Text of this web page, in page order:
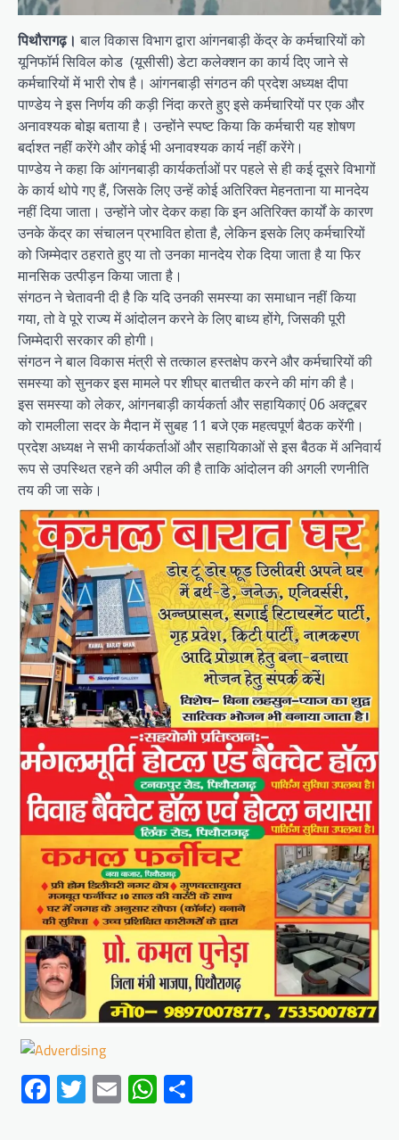
पिथौरागढ़। बाल विकास विभाग द्वारा आंगनबाड़ी केंद्र के कर्मचारियों को
यूनिफॉर्म सिविल कोड (यूसीसी) डेटा कलेक्शन का कार्य दिए जाने से
कर्मचारियों में भारी रोष है। आंगनबाड़ी संगठन की प्रदेश अध्यक्ष दीपा
पाण्डेय ने इस निर्णय की कड़ी निंदा करते हुए इसे कर्मचारियों पर एक और
अनावश्यक बोझ बताया है। उन्होंने स्पष्ट किया कि कर्मचारी यह शोषण
बर्दाश्त नहीं करेंगे और कोई भी अनावश्यक कार्य नहीं करेंगे।
पाण्डेय ने कहा कि आंगनबाड़ी कार्यकर्ताओं पर पहले से ही कई दूसरे विभागों
के कार्य थोपे गए हैं, जिसके लिए उन्हें कोई अतिरिक्त मेहनताना या मानदेय
नहीं दिया जाता। उन्होंने जोर देकर कहा कि इन अतिरिक्त कार्यों के कारण
उनके केंद्र का संचालन प्रभावित होता है, लेकिन इसके लिए कर्मचारियों
को जिम्मेदार ठहराते हुए या तो उनका मानदेय रोक दिया जाता है या फिर
मानसिक उत्पीड़न किया जाता है।
संगठन ने चेतावनी दी है कि यदि उनकी समस्या का समाधान नहीं किया
गया, तो वे पूरे राज्य में आंदोलन करने के लिए बाध्य होंगे, जिसकी पूरी
जिम्मेदारी सरकार की होगी।
संगठन ने बाल विकास मंत्री से तत्काल हस्तक्षेप करने और कर्मचारियों की
समस्या को सुनकर इस मामले पर शीघ्र बातचीत करने की मांग की है।
इस समस्या को लेकर, आंगनबाड़ी कार्यकर्ता और सहायिकाएं 06 अक्टूबर
को रामलीला सदर के मैदान में सुबह 11 बजे एक महत्वपूर्ण बैठक करेंगी।
प्रदेश अध्यक्ष ने सभी कार्यकर्ताओं और सहायिकाओं से इस बैठक में अनिवार्य
रूप से उपस्थित रहने की अपील की है ताकि आंदोलन की अगली रणनीति
तय की जा सके।
Facebook
Twitter
EmailWhatsApp